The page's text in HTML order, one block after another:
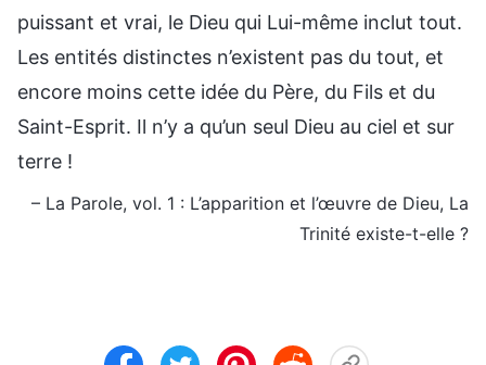
puissant et vrai, le Dieu qui Lui-même inclut tout.
Les entités distinctes n’existent pas du tout, et
encore moins cette idée du Père, du Fils et du
Saint-Esprit. Il n’y a qu’un seul Dieu au ciel et sur
terre !
– La Parole, vol. 1 : L’apparition et l’œuvre de Dieu, La
Trinité existe-t-elle ?